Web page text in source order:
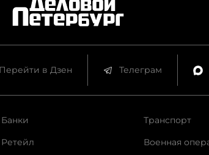
Перейти в Дзен Телеграм
Банки
Ретейл
Транспорт
Военная